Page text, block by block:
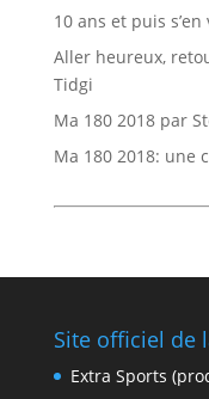
10 ans et puis
Aller heureux,
Tidgi
Ma 180 2018 par
Ma 180 2018: une
Site officiel de
Extra Sports